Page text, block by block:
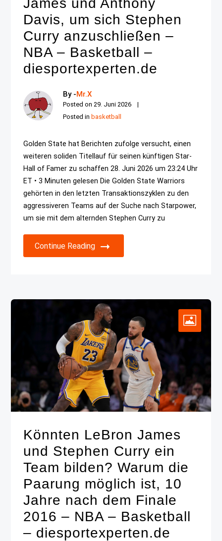
James und Anthony
Davis, um sich Stephen
Curry anzuschließen –
NBA – Basketball –
diesportexperten.de
By -Mr.X
Posted on29. Juni 2026
Posted in basketball
Golden State hat Berichten zufolge versucht, einen
weiteren soliden Titellauf für seinen künftigen Star-
Hall of Famer zu schaffen 28. Juni 2026 um 23:24 Uhr
ET • 3 Minuten gelesen Die Golden State Warriors
gehörten in den letzten Transaktionszyklen zu den
aggressiveren Teams auf der Suche nach Starpower,
um sie mit dem alternden Stephen Curry zu
Continue Reading
Könnten LeBron James
und Stephen Curry ein
Team bilden? Warum die
Paarung möglich ist, 10
Jahre nach dem Finale
2016 – NBA – Basketball
– diesportexperten.de